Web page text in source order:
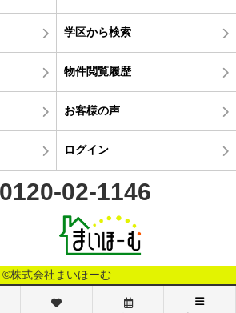
学区から検索
物件閲覧履歴
お客様の声
ログイン
0120-02-1146
©株式会社まいほーむ